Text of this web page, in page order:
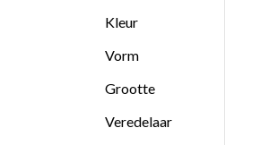
Kleur
Vorm
Grootte
Veredelaar